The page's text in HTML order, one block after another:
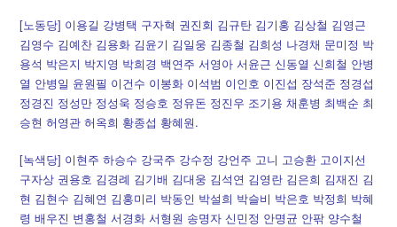
[노동당] 이용길 강병택 구자혁 권진회 김규탄 김기홍 김상철 김영근
김영수 김예찬 김용화 김윤기 김일웅 김종철 김희성 나경채 문미정 박
용석 박은지 박지영 박희경 백연주 서영아 서윤근 신동열 신희철 안병
열 안병일 윤원필 이건수 이봉화 이석범 이인호 이진섭 장석준 정경섭
정경진 정성만 정성욱 정승호 정유돈 정진우 조기용 채훈병 최백순 최
승현 허영관 허옥희 황종섭 황혜원.
[녹색당] 이현주 하승수 강국주 강수정 강언주 고니 고승환 고이지선
구자상 권용호 김경례 김기배 김대웅 김석연 김영란 김은희 김재진 김
현 김현수 김혜연 김홍미리 박동인 박설희 박슬비 박은호 박정희 박혜
령 배우진 변홍철 서경화 서형원 송명자 신민정 안명균 안팎 양수철